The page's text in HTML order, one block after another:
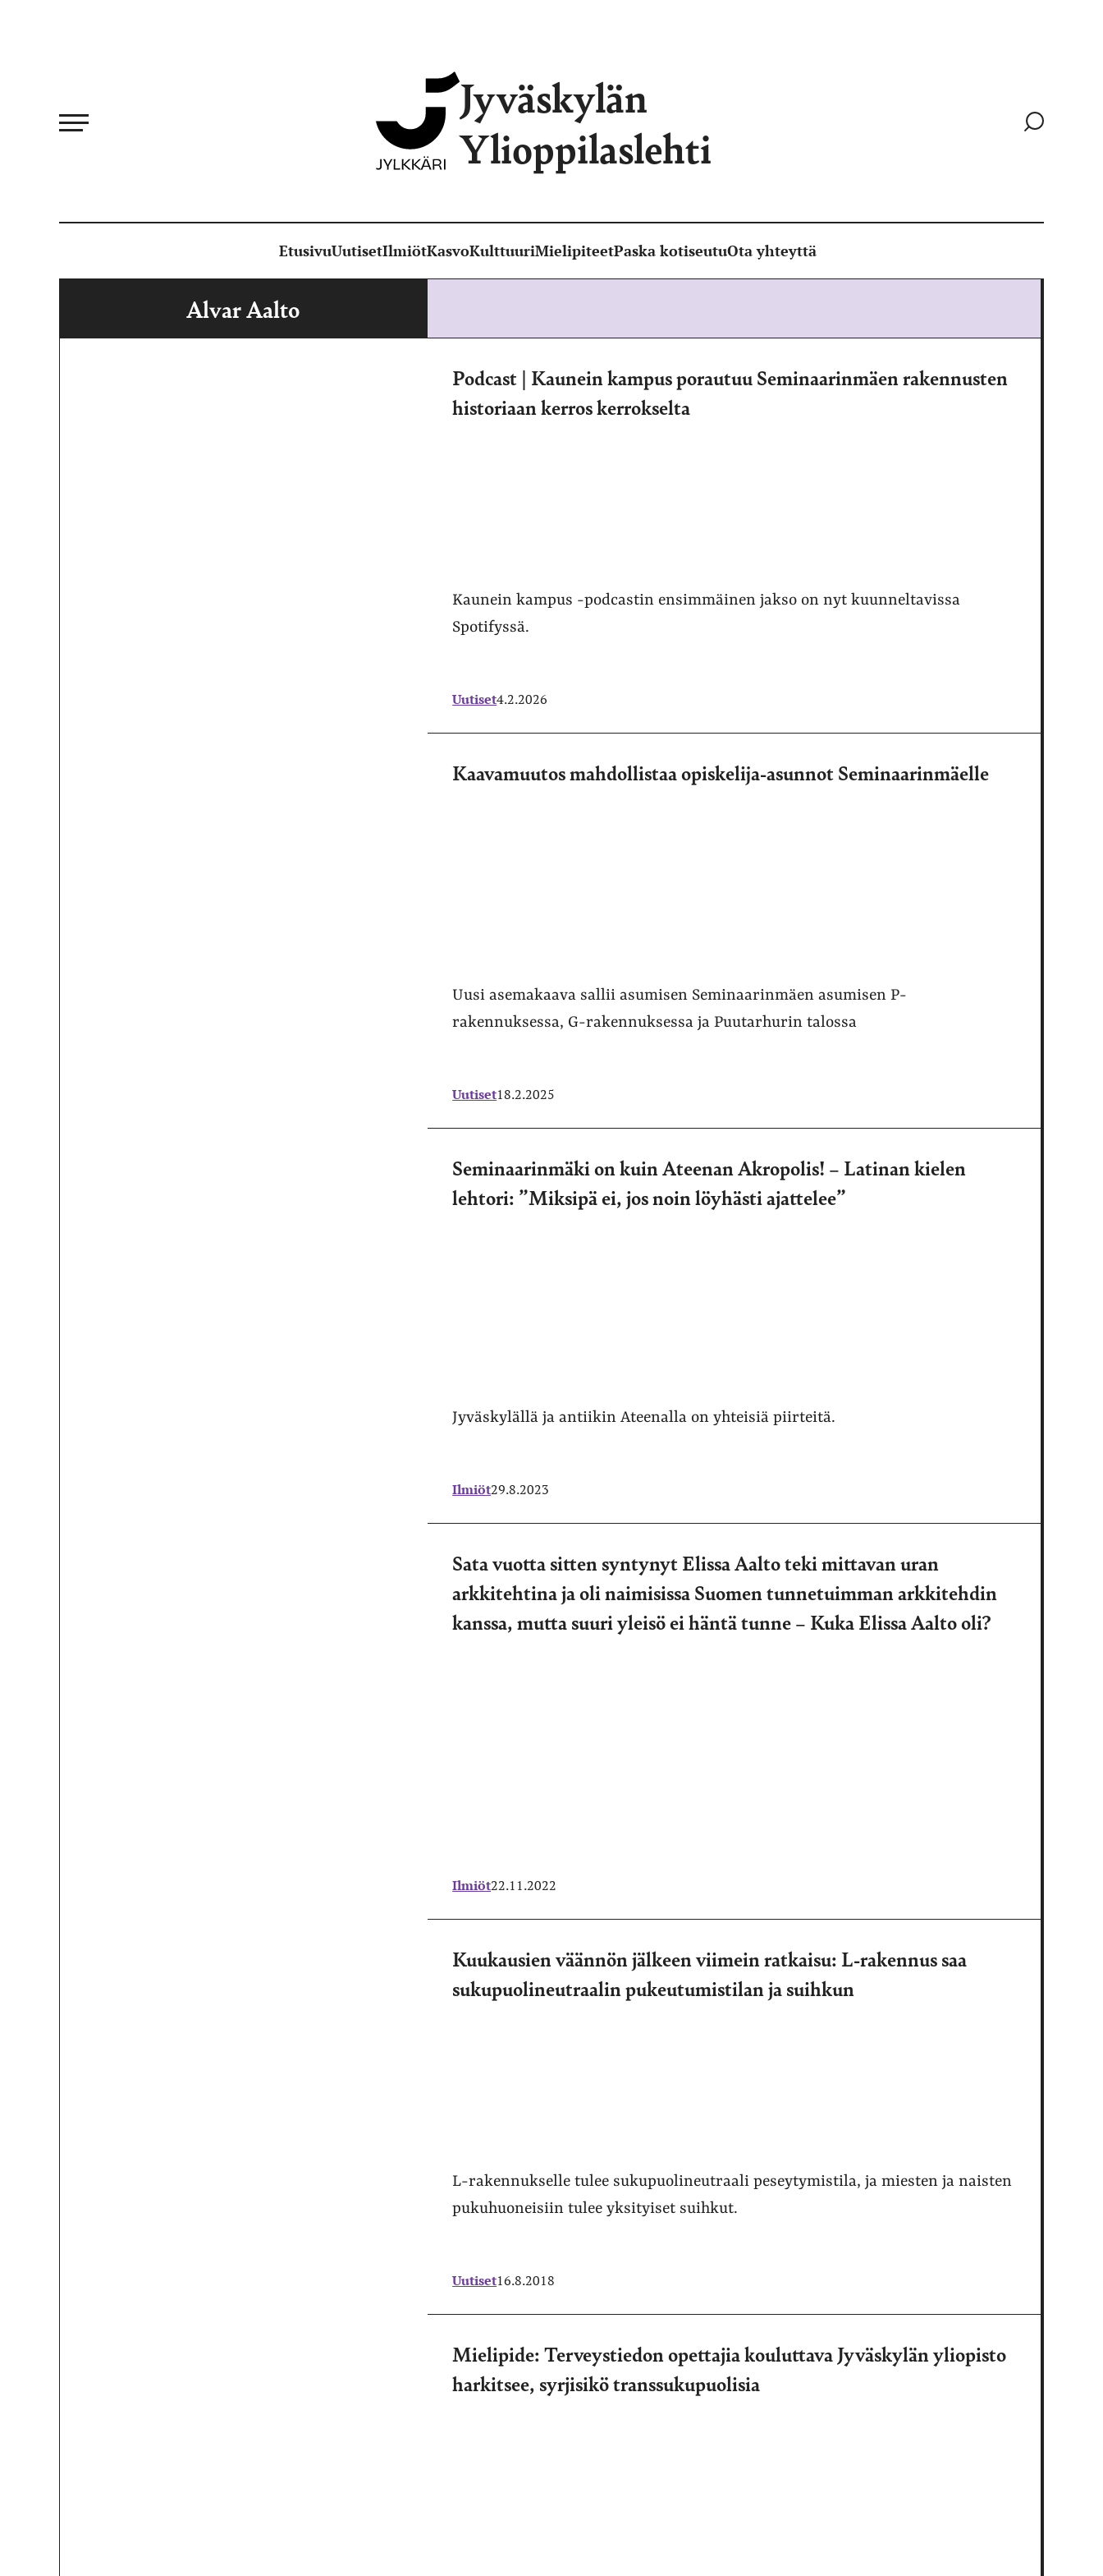
Jyväskylän
Ylioppilaslehti
Siirry
EtusivuUutisetIlmiötKasvoKulttuuriMielipiteetPaska kotiseutuOta yhteyttä
Alvar Aalto
Podcast | Kaunein kampus porautuu Seminaarinmäen rakennusten
historiaan kerros kerrokselta
Kaunein kampus -podcastin ensimmäinen jakso on nyt kuunneltavissa
Spotifyssä.
Uutiset4.2.2026
Kaavamuutos mahdollistaa opiskelija-asunnot Seminaarinmäelle
Uusi asemakaava sallii asumisen Seminaarinmäen asumisen P-
rakennuksessa, G-rakennuksessa ja Puutarhurin talossa
Uutiset18.2.2025
Seminaarinmäki on kuin Ateenan Akropolis! – Latinan kielen
lehtori: ”Miksipä ei, jos noin löyhästi ajattelee”
Jyväskylällä ja antiikin Ateenalla on yhteisiä piirteitä.
Ilmiöt29.8.2023
Sata vuotta sitten syntynyt Elissa Aalto teki mittavan uran
arkkitehtina ja oli naimisissa Suomen tunnetuimman arkkitehdin
kanssa, mutta suuri yleisö ei häntä tunne – Kuka Elissa Aalto oli?
Ilmiöt22.11.2022
Kuukausien väännön jälkeen viimein ratkaisu: L-rakennus saa
sukupuolineutraalin pukeutumistilan ja suihkun
L-rakennukselle tulee sukupuolineutraali peseytymistila, ja miesten ja naisten
pukuhuoneisiin tulee yksityiset suihkut.
Uutiset16.8.2018
Mielipide: Terveystiedon opettajia kouluttava Jyväskylän yliopisto
harkitsee, syrjisikö transsukupuolisia